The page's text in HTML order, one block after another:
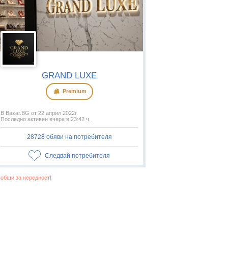
GRAND LUXE
Premium
В Bazar.BG от 22 април 2022г.
Последно активен вчера в 23:42 ч.
28728 обяви на потребителя
Следвай потребителя
за нередност!